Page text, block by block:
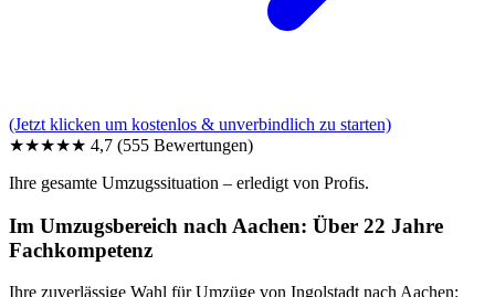
(Jetzt klicken um kostenlos & unverbindlich zu starten)
★★★★★ 4,7 (555 Bewertungen)
Ihre gesamte Umzugssituation – erledigt von Profis.
Im Umzugsbereich nach Aachen: Über 22 Jahre
Fachkompetenz
Ihre zuverlässige Wahl für Umzüge von Ingolstadt nach Aachen: